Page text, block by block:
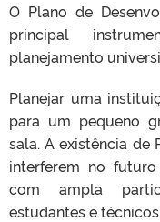
O Plano de
principal
planejamento
Planejar uma
para um pequeno
sala. A existência de
interferem no
com ampla
estudantes e